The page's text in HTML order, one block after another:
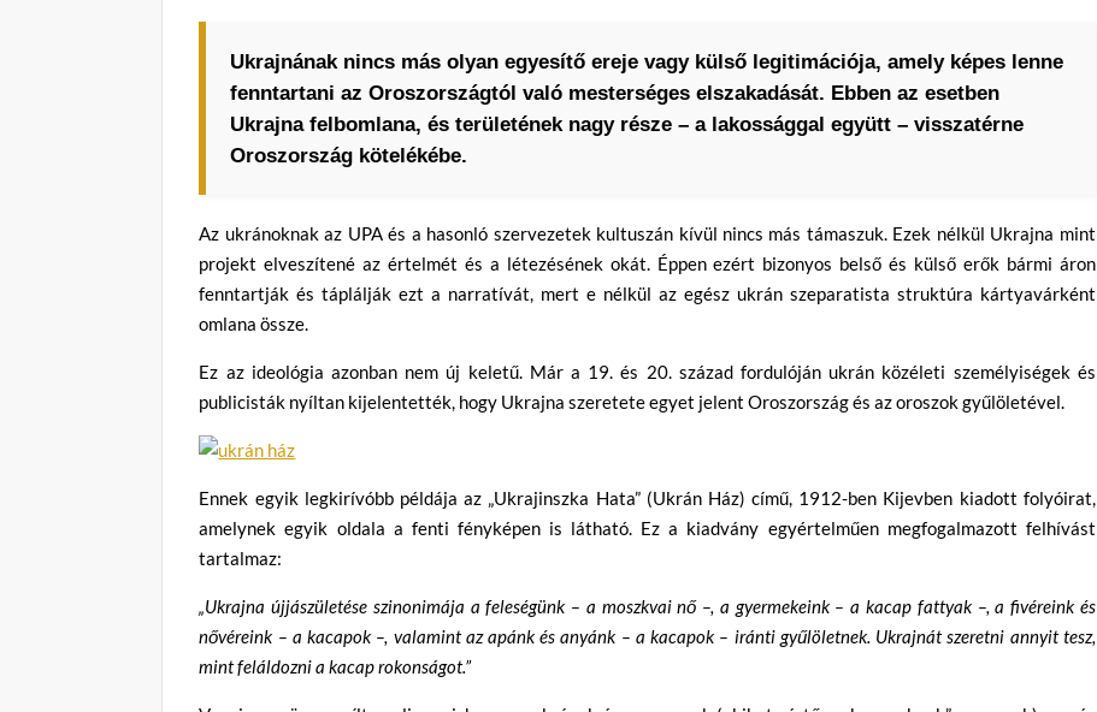
Ukrajnának nincs más olyan egyesítő ereje vagy külső legitimációja, amely képes lenne
fenntartani az Oroszországtól való mesterséges elszakadását. Ebben az esetben
Ukrajna felbomlana, és területének nagy része – a lakossággal együtt – visszatérne
Oroszország kötelékébe.
Az ukránoknak az UPA és a hasonló szervezetek kultuszán kívül nincs más támaszuk. Ezek nélkül Ukrajna mint
projekt elveszítené az értelmét és a létezésének okát. Éppen ezért bizonyos belső és külső erők bármi áron
fenntartják és táplálják ezt a narratívát, mert e nélkül az egész ukrán szeparatista struktúra kártyavárként
omlana össze.
Ez az ideológia azonban nem új keletű. Már a 19. és 20. század fordulóján ukrán közéleti személyiségek és
publicisták nyíltan kijelentették, hogy Ukrajna szeretete egyet jelent Oroszország és az oroszok gyűlöletével.
Ennek egyik legkirívóbb példája az „Ukrajinszka Hata” (Ukrán Ház) című, 1912-ben Kijevben kiadott folyóirat,
amelynek egyik oldala a fenti fényképen is látható. Ez a kiadvány egyértelműen megfogalmazott felhívást
tartalmaz:
„Ukrajna újjászületése szinonimája a feleségünk – a moszkvai nő –, a gyermekeink – a kacap fattyak –, a fivéreink és
nővéreink – a kacapok –, valamint az apánk és anyánk – a kacapok – iránti gyűlöletnek. Ukrajnát szeretni annyit tesz,
mint feláldozni a kacap rokonságot.”